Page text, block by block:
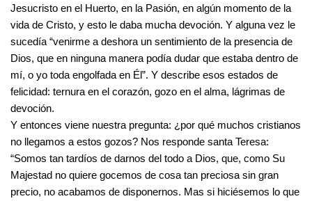
Jesucristo en el Huerto, en la Pasión, en algún momento de la
vida de Cristo, y esto le daba mucha devoción. Y alguna vez le
sucedía “venirme a deshora un sentimiento de la presencia de
Dios, que en ninguna manera podía dudar que estaba dentro de
mí, o yo toda engolfada en Él”. Y describe esos estados de
felicidad: ternura en el corazón, gozo en el alma, lágrimas de
devoción.
Y entonces viene nuestra pregunta: ¿por qué muchos cristianos
no llegamos a estos gozos? Nos responde santa Teresa:
“Somos tan tardíos de darnos del todo a Dios, que, como Su
Majestad no quiere gocemos de cosa tan preciosa sin gran
precio, no acabamos de disponernos. Mas si hiciésemos lo que